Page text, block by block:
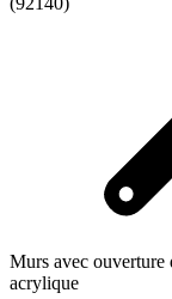
Murs avec ouverture
acrylique